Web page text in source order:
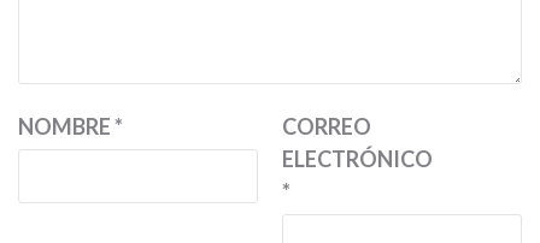
NOMBRE*
CORREO
ELECTRÓNICO
*